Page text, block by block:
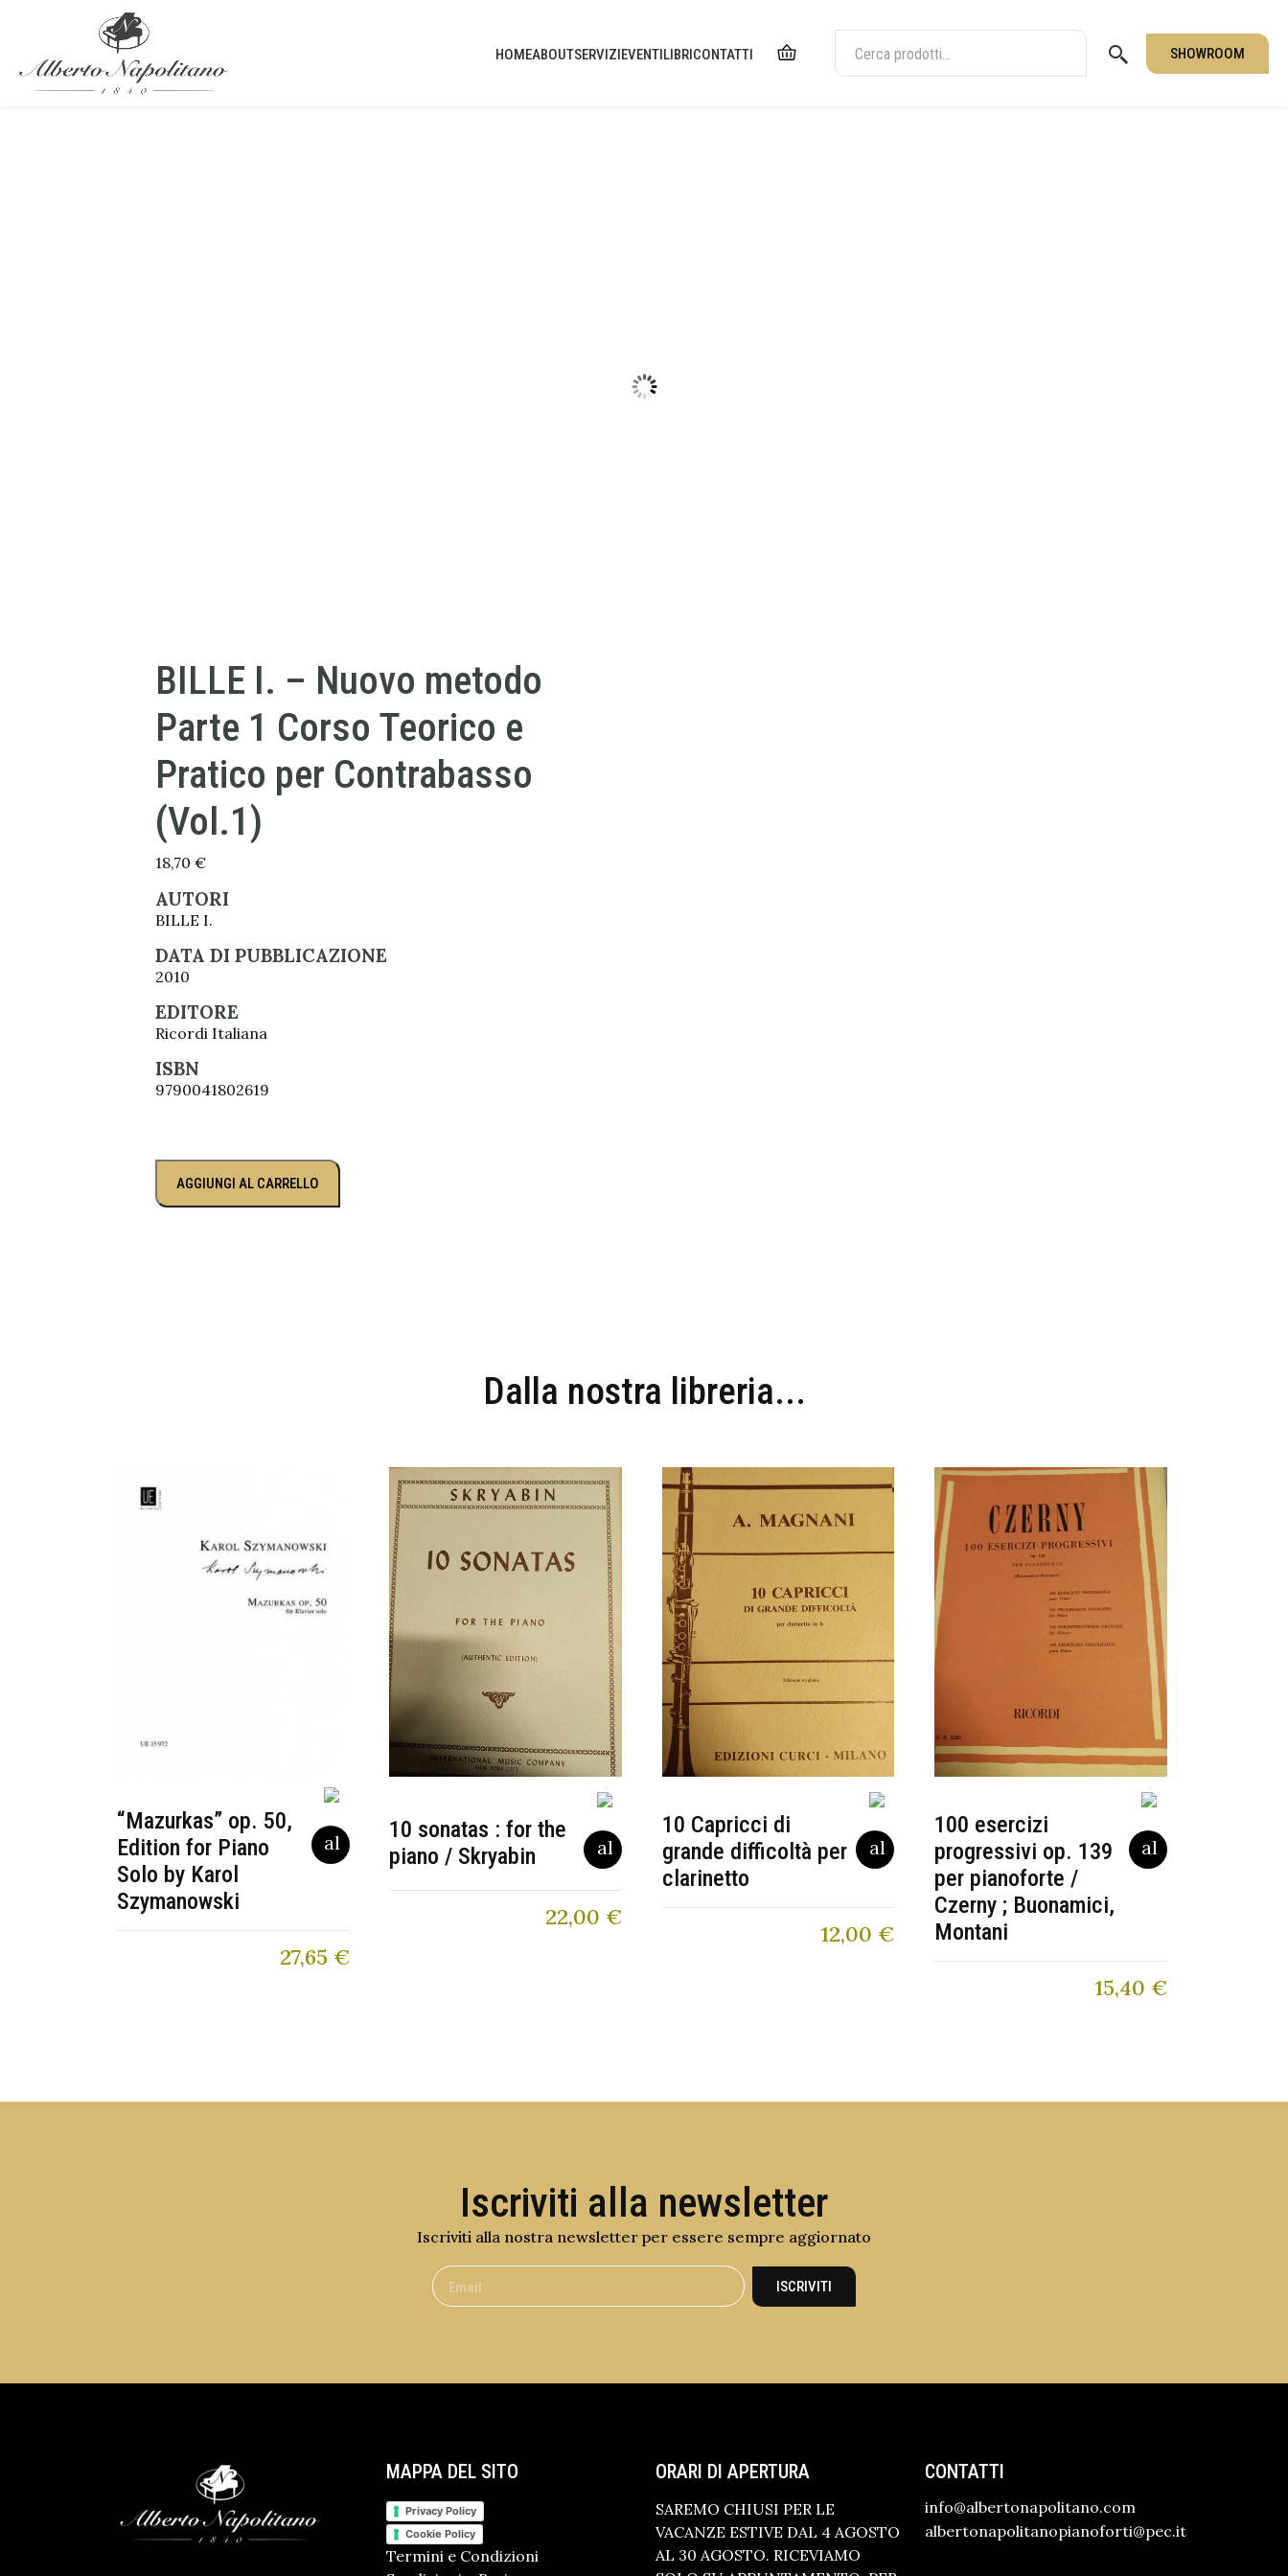
HOMEABOUTSERVIZIEVENTILIBRICONTATTI SHOWROOM
BILLE I. – Nuovo metodo
Parte 1 Corso Teorico e
Pratico per Contrabasso
(Vol.1)
18,70 €
AUTORI
BILLE I.
DATA DI PUBBLICAZIONE
2010
EDITORE
Ricordi Italiana
ISBN
9790041802619
AGGIUNGI AL CARRELLO
Dalla nostra libreria...
“Mazurkas” op. 50,
Edition for Piano
Solo by Karol
Szymanowski
27,65 €
10 sonatas : for the
piano / Skryabin
22,00 €
10 Capricci di
grande difficoltà per
clarinetto
12,00 €
100 esercizi
progressivi op. 139
per pianoforte /
Czerny ; Buonamici,
Montani
15,40 €
Iscriviti alla newsletter
Iscriviti alla nostra newsletter per essere sempre aggiornato
ISCRIVITI
MAPPA DEL SITO
Privacy Policy
Cookie Policy
Termini e Condizioni
ORARI DI APERTURA
SAREMO CHIUSI PER LE
VACANZE ESTIVE DAL 4 AGOSTO
AL 30 AGOSTO. RICEVIAMO
CONTATTI
info@albertonapolitano.com
albertonapolitanopianoforti@pec.it